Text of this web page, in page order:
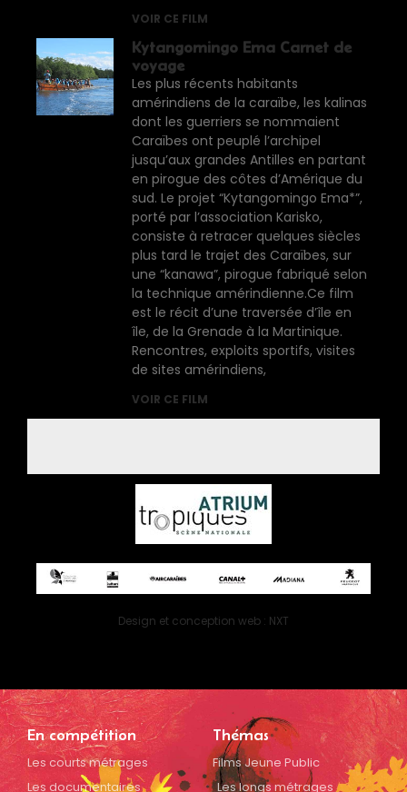
VOIR CE FILM
Kytangomingo Ema Carnet de
voyage
Les plus récents habitants
amérindiens de la caraïbe, les kalinas
dont les guerriers se nommaient
Caraïbes ont peuplé l’archipel
jusqu’aux grandes Antilles en partant
en pirogue des côtes d’Amérique du
sud. Le projet “Kytangomingo Ema*”,
porté par l’association Karisko,
consiste à retracer quelques siècles
plus tard le trajet des Caraïbes, sur
une “kanawa”, pirogue fabriqué selon
la technique amérindienne.Ce film
est le récit d’une traversée d’île en
île, de la Grenade à la Martinique.
Rencontres, exploits sportifs, visites
de sites amérindiens,
VOIR CE FILM
Design et conception web : NXT
En compétition
Les courts métrages
Les documentaires
Thémas
Films Jeune Public
Les longs métrages